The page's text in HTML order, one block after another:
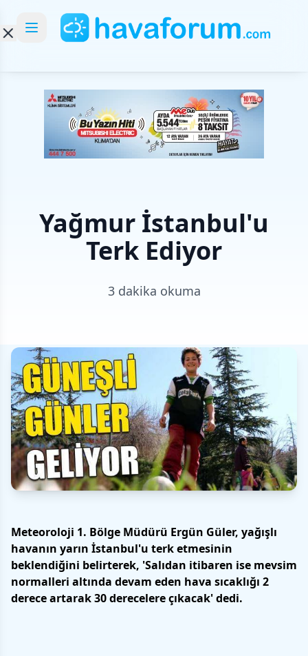
Yağmur İstanbul'u
Terk Ediyor
3 dakika okuma
Meteoroloji 1. Bölge Müdürü Ergün Güler, yağışlı
havanın yarın İstanbul'u terk etmesinin
beklendiğini belirterek, 'Salıdan itibaren ise mevsim
normalleri altında devam eden hava sıcaklığı 2
derece artarak 30 derecelere çıkacak' dedi.